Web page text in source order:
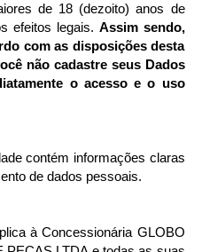
de 18 (dezoito) anos de
efeitos legais. Assim sendo,
com as disposições desta
não cadastre seus Dados
o acesso e o uso
contém informações claras
de dados pessoais.
à Concessionária GLOBO